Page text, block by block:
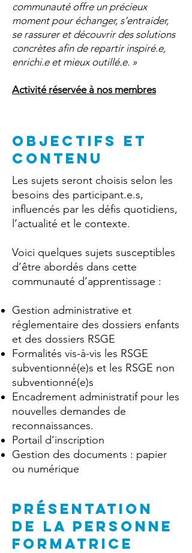
communauté offre un précieux
moment pour échanger, s’entraider,
se rassurer et découvrir des solutions
concrètes afin de repartir inspiré.e,
enrichi.e et mieux outillé.e. »
Activité réservée à nos membres
OBJECTIFS ET
CONTENU
Les sujets seront choisis selon les
besoins des participant.e.s,
influencés par les défis quotidiens,
l’actualité et le contexte.
Voici quelques sujets susceptibles
d’être abordés dans cette
communauté d’apprentissage :
Gestion administrative et
réglementaire des dossiers enfants
et des dossiers RSGE
Formalités vis-à-vis les RSGE
subventionné(e)s et les RSGE non
subventionné(e)s
Encadrement administratif pour les
nouvelles demandes de
reconnaissances.
Portail d’inscription
Gestion des documents : papier
ou numérique
PRÉSENTATION
DE la personne
formatrice